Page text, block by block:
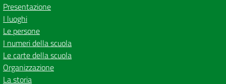
Presentazione
I luoghi
Le persone
I numeri della scuola
Le carte della scuola
Organizzazione
La storia